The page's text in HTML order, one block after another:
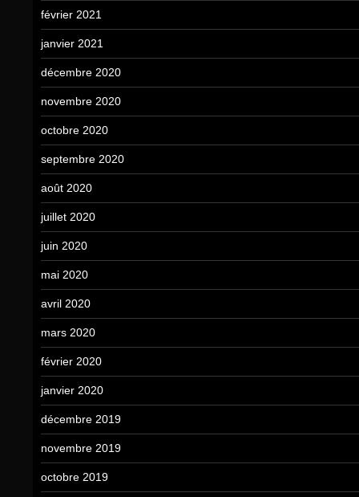
février 2021
janvier 2021
décembre 2020
novembre 2020
octobre 2020
septembre 2020
août 2020
juillet 2020
juin 2020
mai 2020
avril 2020
mars 2020
février 2020
janvier 2020
décembre 2019
novembre 2019
octobre 2019